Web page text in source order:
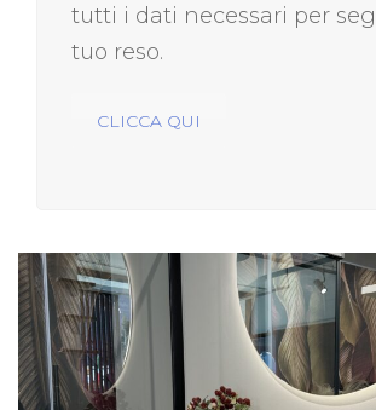
tutti i dati necessari per
tuo reso.
CLICCA QUI